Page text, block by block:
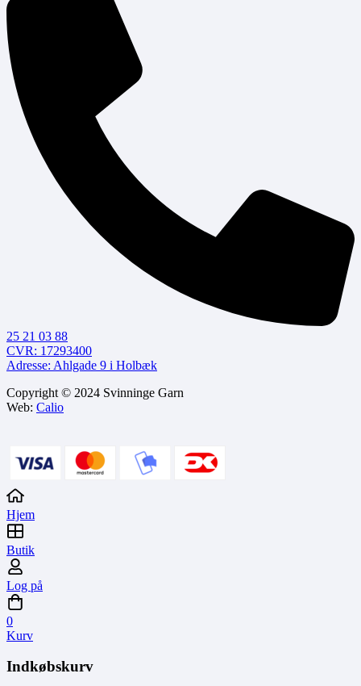
25 21 03 88
CVR: 17293400
Adresse: Ahlgade 9 i Holbæk
Copyright © 2024 Svinninge Garn
Web: Calio
Hjem
Butik
Log på
0
Kurv
Indkøbskurv